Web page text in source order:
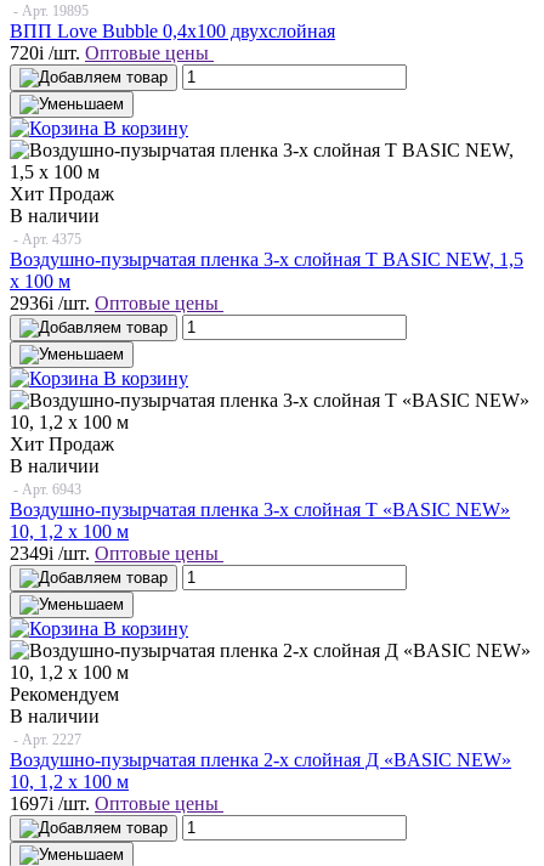
- Арт. 19895
ВПП Love Bubble 0,4х100 двухслойная
720i /шт. Оптовые цены
В корзину
Хит Продаж
В наличии
- Арт. 4375
Воздушно-пузырчатая пленка 3-х слойная T BASIC NEW, 1,5
х 100 м
2936i /шт. Оптовые цены
В корзину
Хит Продаж
В наличии
- Арт. 6943
Воздушно-пузырчатая пленка 3-х слойная T «BASIC NEW»
10, 1,2 х 100 м
2349i /шт. Оптовые цены
В корзину
Рекомендуем
В наличии
- Арт. 2227
Воздушно-пузырчатая пленка 2-х слойная Д «BASIC NEW»
10, 1,2 х 100 м
1697i /шт. Оптовые цены